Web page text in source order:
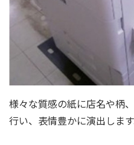
様々な質感の紙に店名や柄
行い、表情豊かに演出します